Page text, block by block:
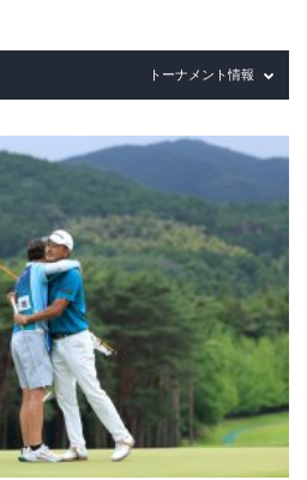
トーナメント情報